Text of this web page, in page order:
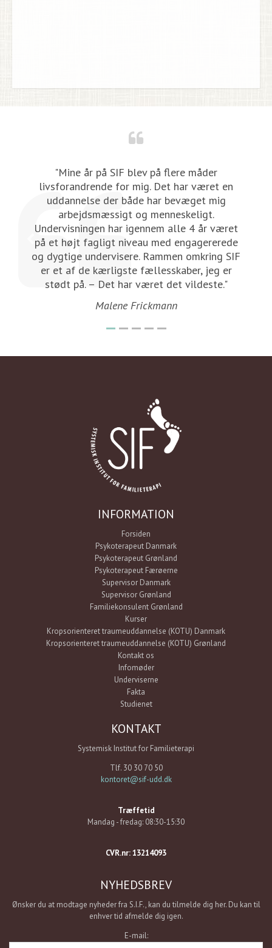
"Mine år på SIF blev på flere måder
livsforandrende for mig. Det har været en
uddannelse der både har bevæget mig
arbejdsmæssigt og menneskeligt.
Undervisningen har igennem alle 4 år været
på et højt fagligt niveau med engagererede
og dygtige undervisere. Rammen omkring SIF
er et af de kærligste fællesskaber, jeg er
stødt på. – Det har været det vildeste."
Malene Frickmann
INFORMATION
Forsiden
Psykoterapeut Danmark
Psykoterapeut Grønland
Psykoterapeut Færøerne
Supervisor Danmark
Supervisor Grønland
Familiekonsulent Grønland
Kurser
Kropsorienteret traumeuddannelse (KOTU) Danmark
Kropsorienteret traumeuddannelse (KOTU) Grønland
Kontakt os
Infomøder
Underviserne
Fakta
Studienet
KONTAKT
Systemisk Institut for Familieterapi
Tlf. 30 30 70 50
kontoret@sif-udd.dk
Træffetid
Mandag - fredag: 08:30-15:30
CVR.nr: 13214093
NYHEDSBREV
Ønsker du at modtage nyheder fra S.I.F., kan du tilmelde dig her. Du kan til
enhver tid afmelde dig igen.
E-mail: